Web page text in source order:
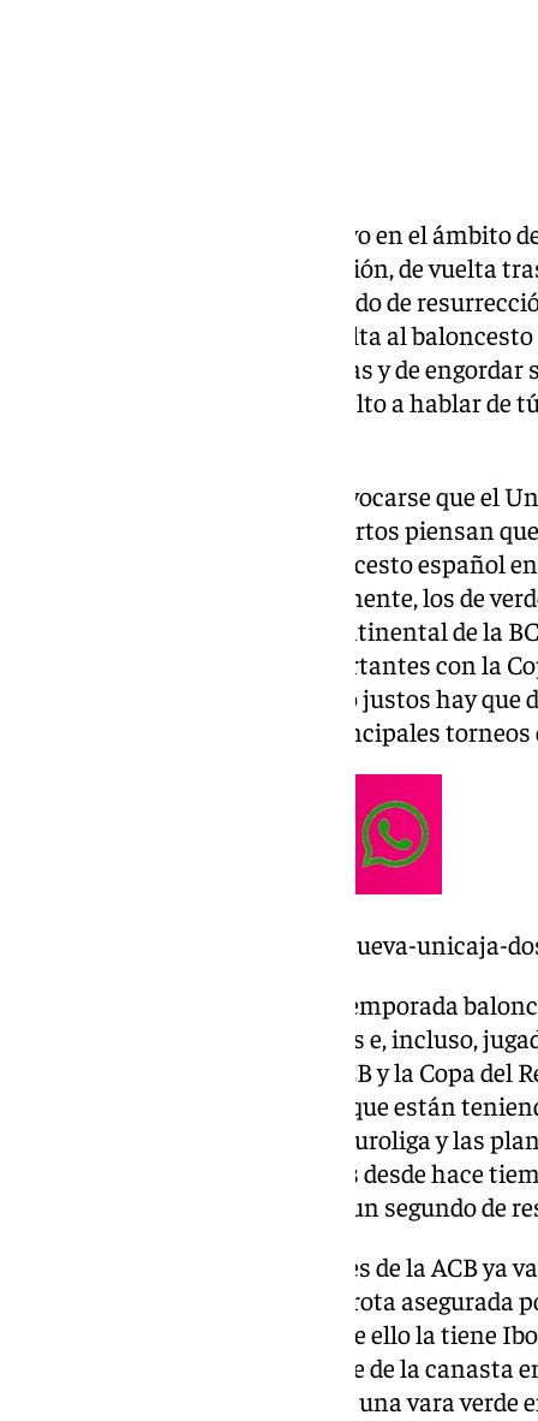
El año 2024 ha sido muy positivo en el ámbito
fútbol ha sido un año de ascensión, de vuelta
cuanto a la pelota naranja ha sido de
Baloncesto ha ratificado su vuelta al
pero por encima de estas alegrías y de
cómo el conjunto cajista ha vuelto a hablar de
Se puede decir sin miedo a equivocarse que el
Euroliga (algo que muchos expertos piensan
el tercero en discordia del baloncesto español
ser favorito a campeonar. Realmente, los de
dominan en la competición continental de la
su casa y afrontan meses importantes con la
- en el horizonte, aunque siendo justos hay que
Madrid y Barça de cara a los principales
https://www.101tv.es/perry-renueva-unicaja-
Pero, desde que comenzó esta temporada
muchos entrenadores, analistas e, incluso,
es claro candidato a ganar la ACB y la Copa del
aprovechar el desfondamiento que están
nacionales por el ajetreo de la Euroliga y las
meten miedo a chicos y grandes desde hace
físico, muy intenso y que no da un segundo de
Los equipos pequeños y endebles de la ACB ya
Martín Carpena es casi una derrota asegurada
de verde y morado. Gran culpa de ello la tiene
recuperado el orgullo del deporte de la canasta
sus pupilos sean temidos como una vara verde